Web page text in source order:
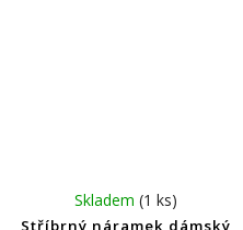
Skladem(1 ks)